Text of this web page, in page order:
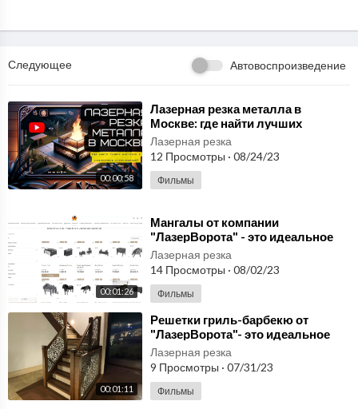
Следующее Автовоспроизведение
00:00:58
⁣Лазерная резка металла в
Москве: где найти лучших
мастеров и современное
оборудование?
Лазерная резка
12 Просмотры · 08/24/23
Фильмы
00:01:26
⁣Мангалы от компании
"ЛазерВорота" - это идеальное
решение для любителей отдыха
на свежем в
Лазерная резка
14 Просмотры · 08/02/23
Фильмы
00:01:11
⁣Решетки гриль-барбекю от
"ЛазерВорота"- это идеальное
решение для любителей отдыха
на свеж
Лазерная резка
9 Просмотры · 07/31/23
Фильмы